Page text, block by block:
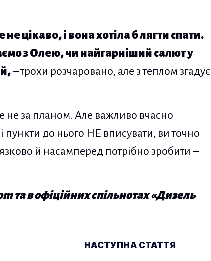
цікаво, і вона хотіла б лягти спати.
з Олею, чи найгарніший салют у
– трохи розчаровано, але з теплом згадує
не за планом. Але важливо вчасно
пункти до нього НЕ вписувати, ви точно
й насамперед потрібно зробити –
та в офіційних спільнотах «Дизель
НАСТУПНА СТАТТЯ